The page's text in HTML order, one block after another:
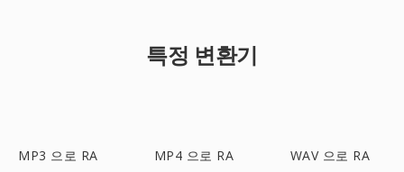
특정 변환기
MP3 으로 RA MP4 으로 RA WAV 으로 RA